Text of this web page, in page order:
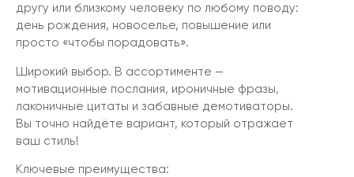
другу или близкому человеку по любому поводу:
день рождения, новоселье, повышение или
просто «чтобы порадовать».
Широкий выбор. В ассортименте —
мотивационные послания, ироничные фразы,
лаконичные цитаты и забавные демотиваторы.
Вы точно найдёте вариант, который отражает
ваш стиль!
Ключевые преимущества: